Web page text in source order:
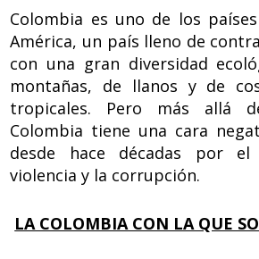
e
b
o
o
k
k
e
dI
n
at
s
A
p
p
Colombia es uno de los
América, un país lleno de
con una gran diversidad
montañas, de llanos y de
tropicales. Pero más allá
Colombia tiene una cara
desde hace décadas por el
violencia y la corrupción.
LA COLOMBIA CON LA QUE